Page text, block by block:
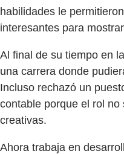
habilidades le
interesantes para
Al final de su tiempo en
una carrera donde
Incluso rechazó un
contable porque el rol
creativas.
Ahora trabaja en